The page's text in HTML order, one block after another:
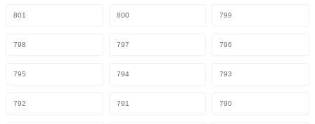
801 800 799
798 797 796
795 794 793
792 791 790